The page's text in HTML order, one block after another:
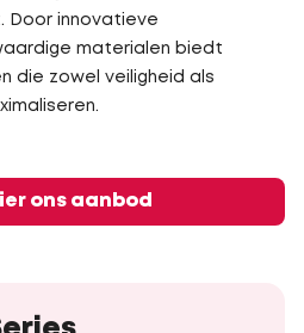
Door innovatieve
materialen biedt
die zowel veiligheid als
ons aanbod